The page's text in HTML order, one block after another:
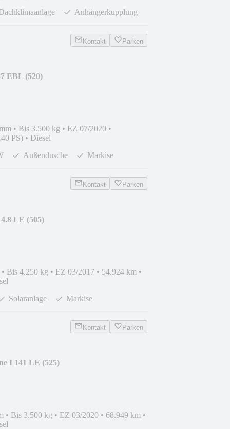
Anhängerkupplung
Kontakt Parken
EBL (520)
• Bis 3.500 kg • EZ 07/2020 •
PS) • Diesel
Außendusche Markise
Kontakt Parken
LE (505)
• Bis 4.250 kg • EZ 03/2017 • 54.924 km •
Solaranlage Markise
Kontakt Parken
I 141 LE (525)
• Bis 3.500 kg • EZ 03/2020 • 68.949 km •